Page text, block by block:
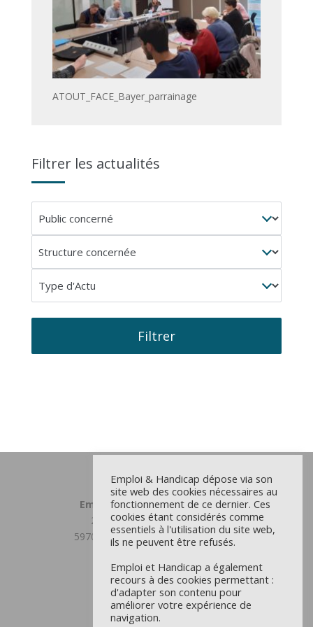
ATOUT_FACE_Bayer_parrainage
Filtrer les actualités
concerné
concernée
d'Actu
Filtrer
Emploi et Handicap Grand Lille
23 chemin du Moulin Delmar
59708 MARCQ EN BAROEUL CEDEX
03 59 31 81 00
Antenne Douaisis
22 rue d’Orchies - CS 9711
59504 DOUAI CEDEX
Emploi & Handicap dépose via son
site web des cookies nécessaires au
fonctionnement de ce dernier. Ces
cookies étant considérés comme
essentiels à l'utilisation du site web,
ils ne peuvent être refusés.
Emploi et Handicap a également
recours à des cookies permettant :
d'adapter son contenu pour
améliorer votre expérience de
navigation.